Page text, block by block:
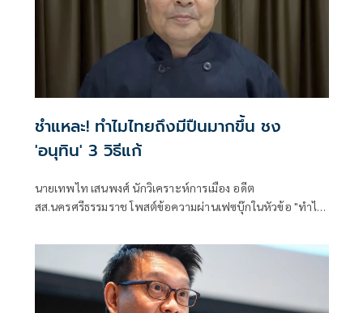
ชำแหละ! ทำไมไทยถึงมีปืนมากขึ้น ชง
'อนุทิน' 3 วิธีแก้
นายเทพไท เสนพงศ์ นักวิเคราะห์การเมือง อดีต
สส.นครศรีธรรมราช โพสต์ข้อความผ่านเฟซบุ๊กในหัวข้อ "ทำไม